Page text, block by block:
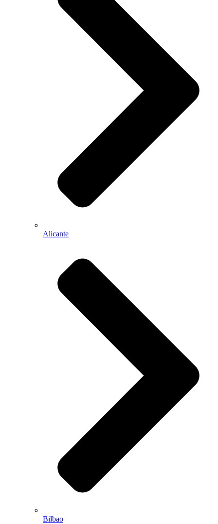
Alicante
Bilbao